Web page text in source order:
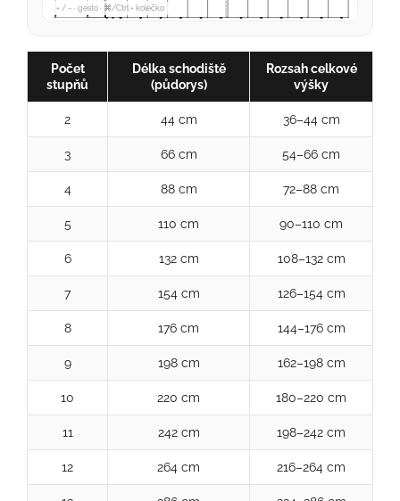
+ / − · gesto · ⌘/Ctrl + kolečko
Počet
stupňů
Délka schodiště
(půdorys)
Rozsah celkové
výšky
2 44 cm 36–44 cm
3 66 cm 54–66 cm
4 88 cm 72–88 cm
5 110 cm 90–110 cm
6 132 cm 108–132 cm
7 154 cm 126–154 cm
8 176 cm 144–176 cm
9 198 cm 162–198 cm
10 220 cm 180–220 cm
11 242 cm 198–242 cm
12 264 cm 216–264 cm